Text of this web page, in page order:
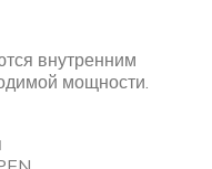
внутренним
мощности.